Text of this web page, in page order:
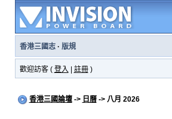
香港三國志· 版規
歡迎訪客 ( 登入 註冊)
香港三國論壇-> 日曆-> 八月 2026